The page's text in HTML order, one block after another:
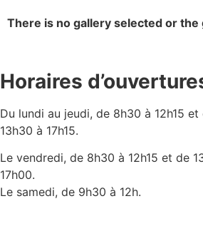
There is no gallery selected or
Horaires
Du lundi au jeudi, de 8h30 à 12h15 et
13h30 à 17h15.
Le vendredi, de 8h30 à 12h15 et de
17h00.
Le samedi, de 9h30 à 12h.